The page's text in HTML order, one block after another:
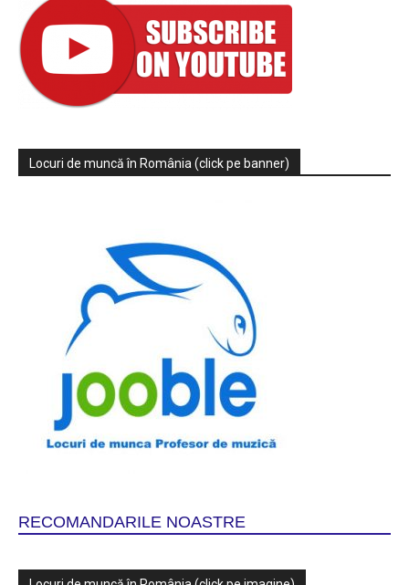
Locuri de muncă în România (click pe banner)
RECOMANDARILE NOASTRE